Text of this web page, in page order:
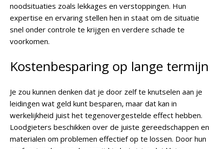
noodsituaties zoals lekkages en verstoppingen. Hun
expertise en ervaring stellen hen in staat om de situatie
snel onder controle te krijgen en verdere schade te
voorkomen.
Kostenbesparing op lange termijn
Je zou kunnen denken dat je door zelf te knutselen aan je
leidingen wat geld kunt besparen, maar dat kan in
werkelijkheid juist het tegenovergestelde effect hebben.
Loodgieters beschikken over de juiste gereedschappen en
materialen om problemen effectief op te lossen. Door hun